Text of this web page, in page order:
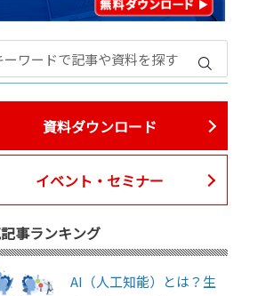
資料ダウンロード
イベント・セミナー
事ランキング
AI（人工知能）とは？生